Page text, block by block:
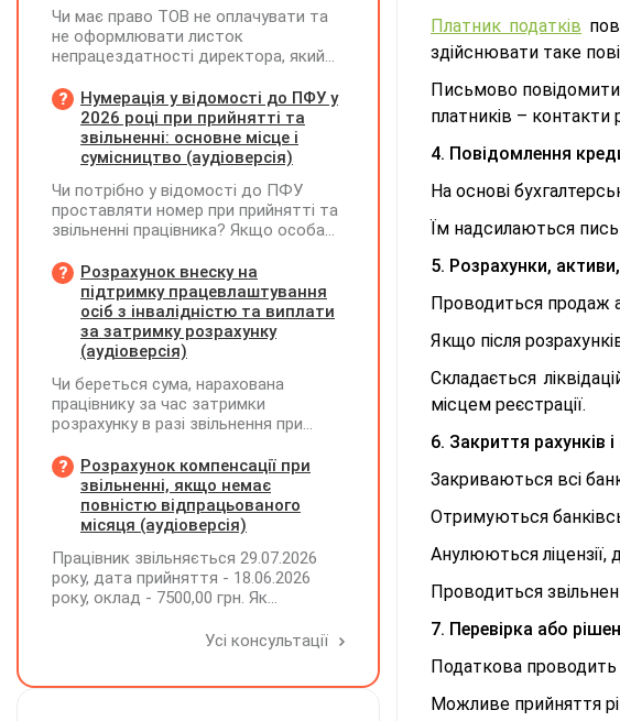
Платник податків
здійснювати таке
Письмово
платників – контакти
4. Повідомлення
На основі
Їм надсилаються
5. Розрахунки,
Проводиться продаж
Якщо після
Складається
місцем реєстрації.
6. Закриття рахунків
Закриваються всі
Отримуються
Анулюються ліцензії,
Проводиться
7. Перевірка або
Податкова проводить
Можливе прийняття
Чи має право ТОВ не оплачувати та
не оформлювати листок
непрацездатності директора, який
збереження заробітної плати під час
призупинення діяльності
підприємства?
Нумерація у відомості до ПФУ у
2026 році при прийнятті та
звільненні: основне місце і
сумісництво (аудіоверсія)
Чи потрібно у відомості до ПФУ
проставляти номер при прийнятті та
звільненні працівника? Якщо особа
місцем роботи та за сумісництвом,
чи рахується це як два роботодавці?
Розрахунок внеску на
підтримку працевлаштування
осіб з інвалідністю та виплати
за затримку розрахунку
(аудіоверсія)
Чи береться сума, нарахована
працівнику за час затримки
розрахунку в разі звільнення при
заробітної плати (винагороди), для
розрахунку внеску на підтримку
працевлаштування осіб з
інвалідністю?
Розрахунок компенсації при
звільненні, якщо немає
повністю відпрацьованого
місяця (аудіоверсія)
Працівник звільняється 29.07.2026
року, дата прийняття - 18.06.2026
року, оклад - 7500,00 грн. Як
невикористаних днів відпустки при
Усі консультації